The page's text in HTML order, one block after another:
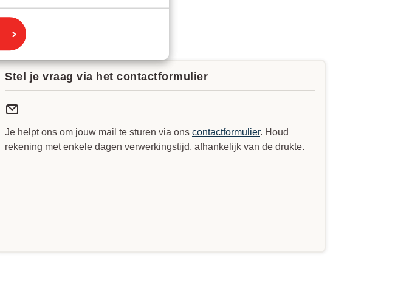
Stel je vraag via het contactformulier
Je helpt ons om jouw mail te sturen via ons contactformulier. Houd
rekening met enkele dagen verwerkingstijd, afhankelijk van de drukte.